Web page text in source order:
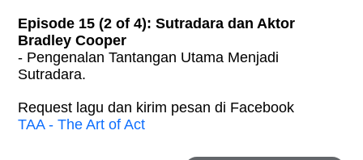
Episode 15 (2 of 4): Sutradara dan Aktor
Bradley Cooper
- Pengenalan Tantangan Utama Menjadi
Sutradara.
Request lagu dan kirim pesan di Facebook
TAA - The Art of Act